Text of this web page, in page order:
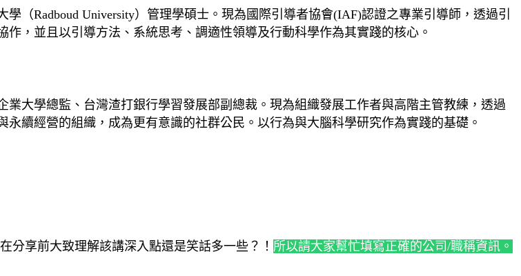
（Radboud University）管理學碩士。現為國際引導者協會(IAF)認證之專業引導師，透過引
，並且以引導方法、系統思考、調適性領導及行動科學作為其實踐的核心。
大學總監、台灣渣打銀行學習發展部副總裁。現為組織發展工作者與高階主管教練，透過
續經營的組織，成為更有意識的社群公民。以行為與大腦科學研究作為實踐的基礎。
分享前大致理解該講深入點還是笑話多一些？！ 所以請大家幫忙填寫正確的公司/職稱資訊。